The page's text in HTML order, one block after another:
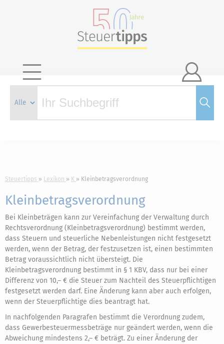

Steuertipps Lexikon K Kleinbetragsverordnung
Kleinbetragsverordnung
Bei Kleinbeträgen kann zur Vereinfachung der Verwaltung durch
Rechtsverordnung (Kleinbetragsverordnung) bestimmt werden,
dass Steuern und steuerliche Nebenleistungen nicht festgesetzt
werden, wenn der Betrag, der festzusetzen ist, einen bestimmten
Betrag voraussichtlich nicht übersteigt. Die
Kleinbetragsverordnung bestimmt in § 1 KBV, dass nur bei einer
Differenz von 10,– € die Steuer zum Nachteil des Steuerpflichtigen
festgesetzt werden darf. Eine Änderung kann aber auch erfolgen,
wenn der Steuerpflichtige dies beantragt hat.
In nachfolgenden Paragrafen bestimmt die Verordnung zudem,
dass Gewerbesteuermessbeträge nur geändert werden, wenn die
Abweichung mindestens 2,– € beträgt. Zu einer Änderung der